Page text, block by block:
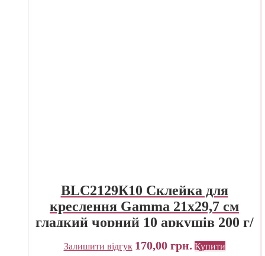
BLC2129К10 Склейка для
креслення Gamma 21х29,7 см
гладкий чорний 10 аркушів 200 г/
м.кв., проклейка
Залишити відгук 170,00 грн. Купити